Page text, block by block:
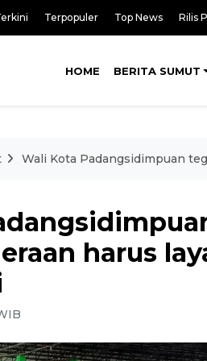
Terpopuler Top News Rilis
HOME BERITA SUMUT
Wali Kota Padangsidimpuan
harus